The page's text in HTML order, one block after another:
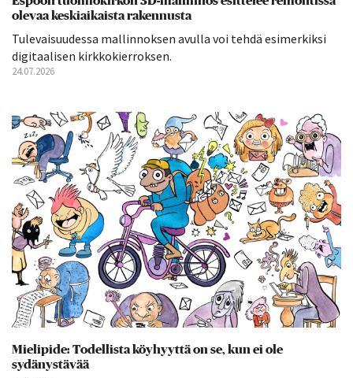
olevaa keskiaikaista rakennusta
Tulevaisuudessa mallinnoksen avulla voi tehdä esimerkiksi
digitaalisen kirkkokierroksen.
24.07.2026
Mielipide: Todellista köyhyyttä on se, kun ei ole
sydänystävää